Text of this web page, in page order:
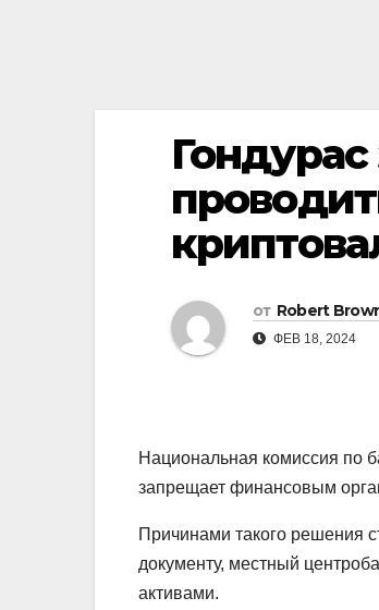
от Robert
ФЕВ 18, 2024
Национальная комиссия по
запрещает финансовым
Причинами такого решения
документу, местный
активами.